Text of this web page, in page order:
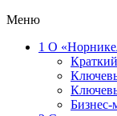
Меню
1 О
Бизнес-